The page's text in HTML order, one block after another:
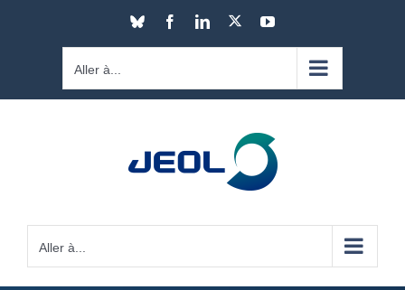
Bluesky FacebookLinkedIn YouTube
Aller à...
Aller à...